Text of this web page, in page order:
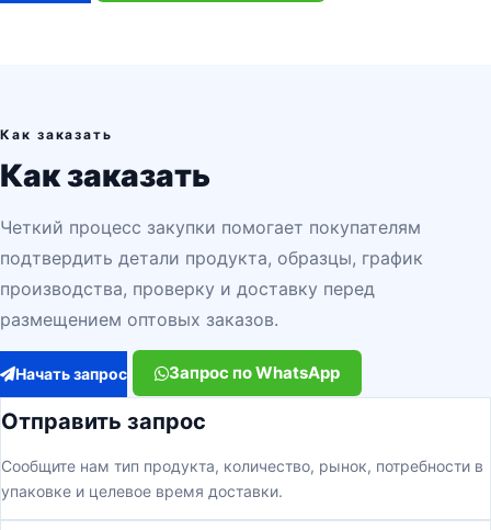
Как заказать
Как заказать
Четкий процесс закупки помогает покупателям
подтвердить детали продукта, образцы, график
производства, проверку и доставку перед
размещением оптовых заказов.
Начать запрос Запрос по WhatsApp
Отправить запрос
Сообщите нам тип продукта, количество, рынок, потребности в
упаковке и целевое время доставки.